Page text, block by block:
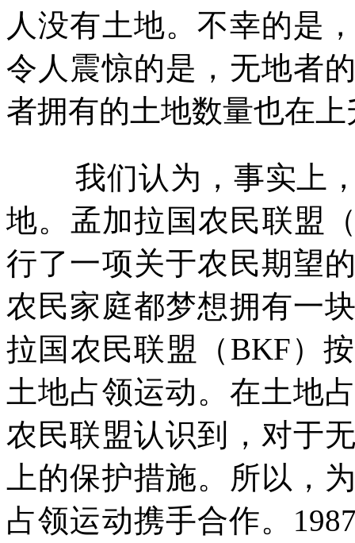
人没有土地。不幸的是
令人震惊的是，无地者
者拥有的土地数量也在上
我们认为，事实上
地。孟加拉国农民联盟
行了一项关于农民期望
农民家庭都梦想拥有一
拉国农民联盟（ BKF）
土地占领运动。在土地
农民联盟认识到，对于
上的保护措施。所以，
占领运动携手合作。